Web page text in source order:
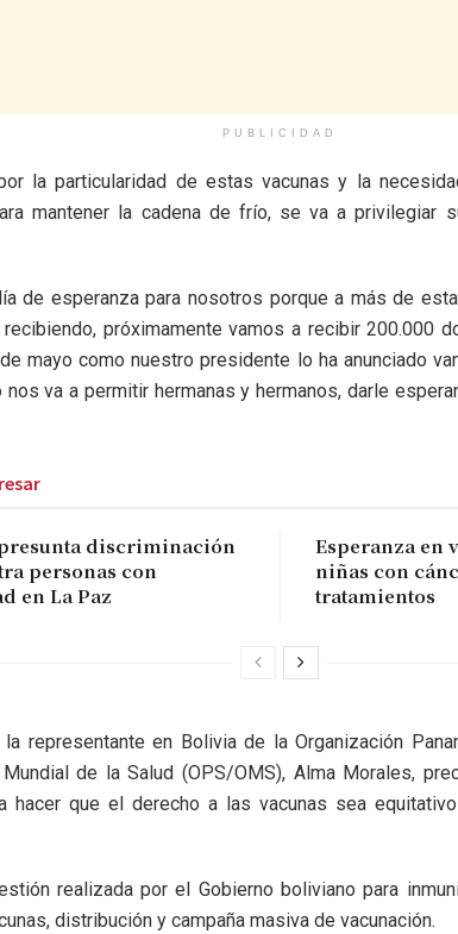
PUBLICIDAD
la particularidad de estas vacunas y la
mantener la cadena de frío, se va a privilegiar
de esperanza para nosotros porque a más de
próximamente vamos a recibir 200.000
mayo como nuestro presidente lo ha anunciado
nos va a permitir hermanas y hermanos, darle
discriminación
personas con
en La Paz
Esperanza en
niñas con
tratamientos
la representante en Bolivia de la Organización
Mundial de la Salud (OPS/OMS), Alma Morales,
hacer que el derecho a las vacunas sea
realizada por el Gobierno boliviano para
distribución y campaña masiva de vacunación.